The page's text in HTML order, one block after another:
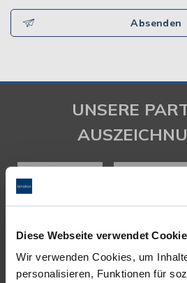
Diese Webseite verwendet
Wir verwenden Cookies, um
personalisieren, Funktionen für
Absenden
UNSERE